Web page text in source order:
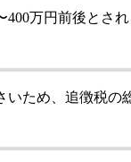
万円前後とさ
ため、追徴税の